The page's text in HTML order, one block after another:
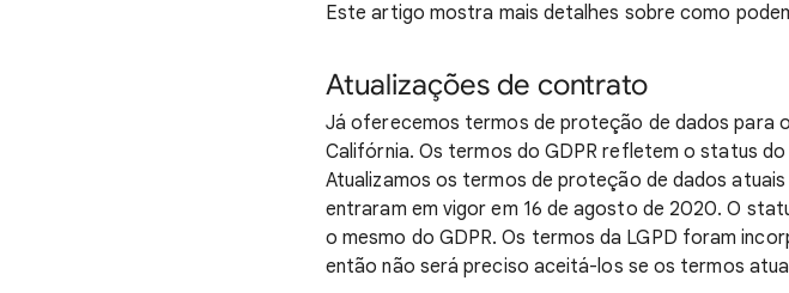
Este artigo mostra mais detalhes sobre como
Atualizações de contrato
Já oferecemos termos de proteção de dados para
Califórnia. Os termos do GDPR refletem o status
Atualizamos os termos de proteção de dados
entraram em vigor em 16 de agosto de 2020. O
o mesmo do GDPR. Os termos da LGPD foram
então não será preciso aceitá-los se os termos